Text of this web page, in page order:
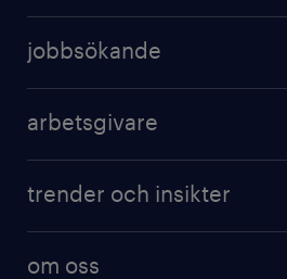
jobbsökande
arbetsgivare
trender och insikter
om oss